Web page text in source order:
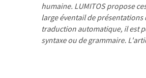
humaine. LUMITOS propose
large éventail de
traduction automatique, il est
syntaxe ou de grammaire.